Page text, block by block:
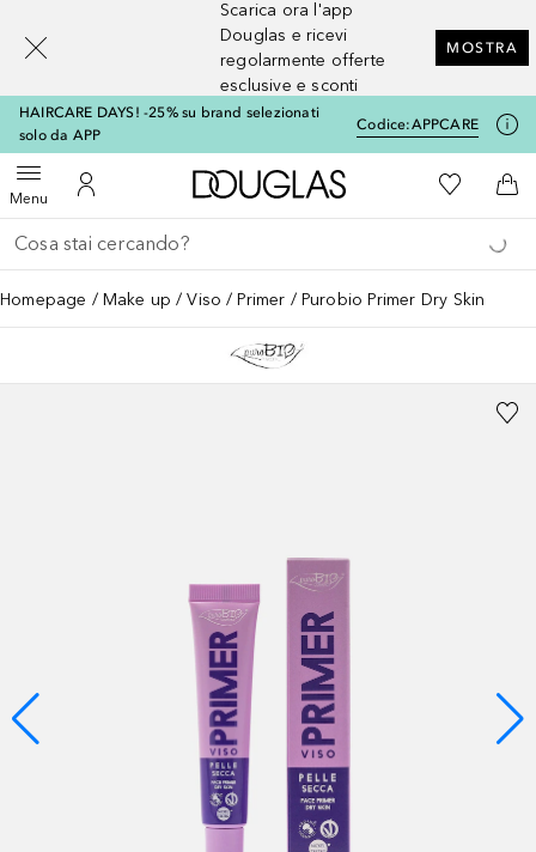
Scarica ora l'app
Douglas e ricevi
regolarmente offerte
esclusive e sconti
MOSTRA
HAIRCARE DAYS! -25% su brand selezionati
solo da APP
Codice:APPCARE
MenuApri menuAl Mio Account
A Douglas HomeAlla Mia
Al
Torna indietro
Esegui ricerca
Homepage Make up Viso Primer Purobio Primer Dry Skin
[navigation.slideout.screenreader]